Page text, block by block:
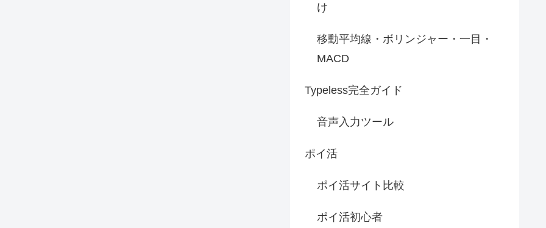
け
移動平均線・ボリンジャー・一目・
MACD
Typeless完全ガイド
音声入力ツール
ポイ活
ポイ活サイト比較
ポイ活初心者